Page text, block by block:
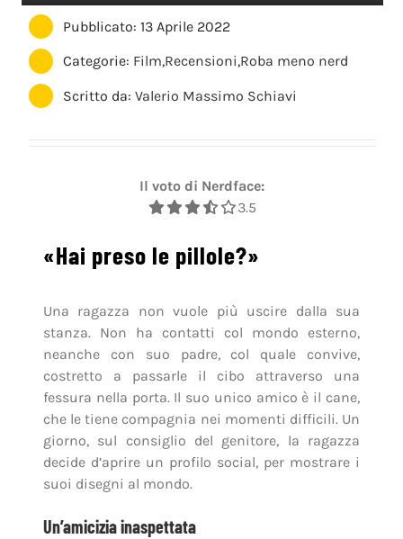
Pubblicato: 13 Aprile 2022
Categorie: Film,Recensioni,Roba meno nerd
Scritto da:Valerio Massimo Schiavi
Il voto di Nerdface:
3.5
«Hai preso le pillole?»
Una ragazza non vuole più uscire dalla sua
stanza. Non ha contatti col mondo esterno,
neanche con suo padre, col quale convive,
costretto a passarle il cibo attraverso una
fessura nella porta. Il suo unico amico è il cane,
che le tiene compagnia nei momenti difficili. Un
giorno, sul consiglio del genitore, la ragazza
decide d’aprire un profilo social, per mostrare i
suoi disegni al mondo.
Un’amicizia inaspettata